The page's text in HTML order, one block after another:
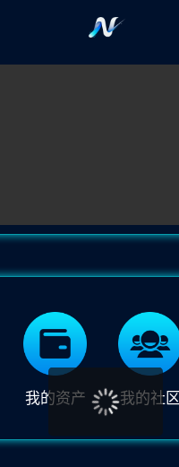
继续下拉刷新
我的资产 我的社区